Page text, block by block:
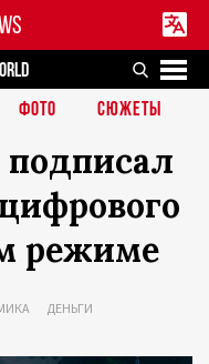
ФОТО СЮЖЕТЫ
режиме
ДЕНЬГИ